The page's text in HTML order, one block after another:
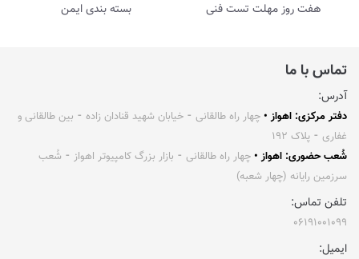
هفت روز مهلت تست فنی بسته بندی ایمن
تماس با ما
آدرس:
دفتر مرکزی: اهواز • چهار راه طالقانی ⁃ خیابان شهید قنادان زاده ⁃ بین طالقانی و
غفاری ⁃ پلاک ۱۹۲
شُعب حضوری: اهواز • چهار راه طالقانی ⁃ بازار بزرگ کامپیوتر اهواز ⁃ شُعب
سرزمین رایانه (چهار شعبه)
تلفن تماس:
۰۶۱۹۱۰۰۱۰۹۹
ایمیل: